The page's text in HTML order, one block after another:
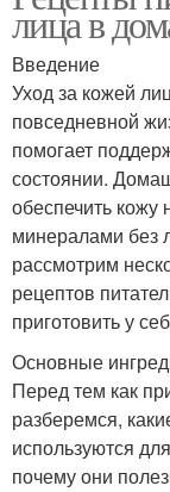
лица в
Введение
Уход за кожей
повседневной
помогает
состоянии.
обеспечить
минералами без
рассмотрим
рецептов
приготовить у
Основные
Перед тем как
разберемся,
используются
почему они